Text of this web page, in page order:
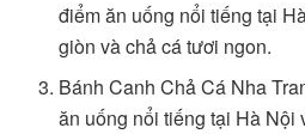
điểm ăn uống nổi tiếng tại
giòn và chả cá tươi ngon.
Bánh Canh Chả Cá Nha
ăn uống nổi tiếng tại Hà Nội